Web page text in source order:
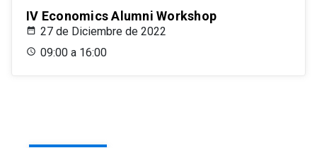
IV Economics Alumni Workshop
27 de Diciembre de 2022
09:00 a 16:00